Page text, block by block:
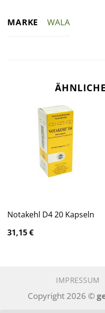
MARKE WALA
Notakehl D4 20 Kapseln
31,15€
IMPRESSUM
Copyright 2026 ©